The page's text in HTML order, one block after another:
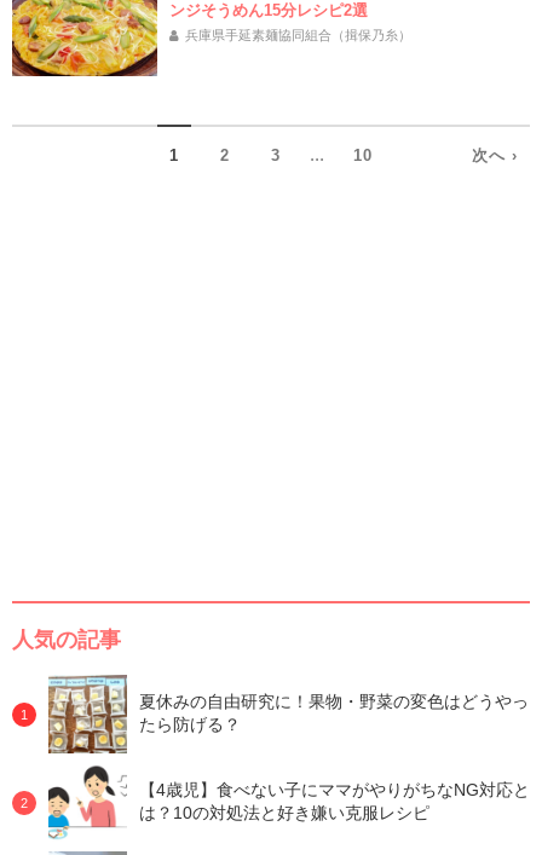
ンジそうめん15分レシピ2選
兵庫県手延素麺協同組合（揖保乃糸）
1 2 3 ... 10 次へ ›
人気の記事
夏休みの自由研究に！果物・野菜の変色はどうやっ
たら防げる？
【4歳児】食べない子にママがやりがちなNG対応と
は？10の対処法と好き嫌い克服レシピ